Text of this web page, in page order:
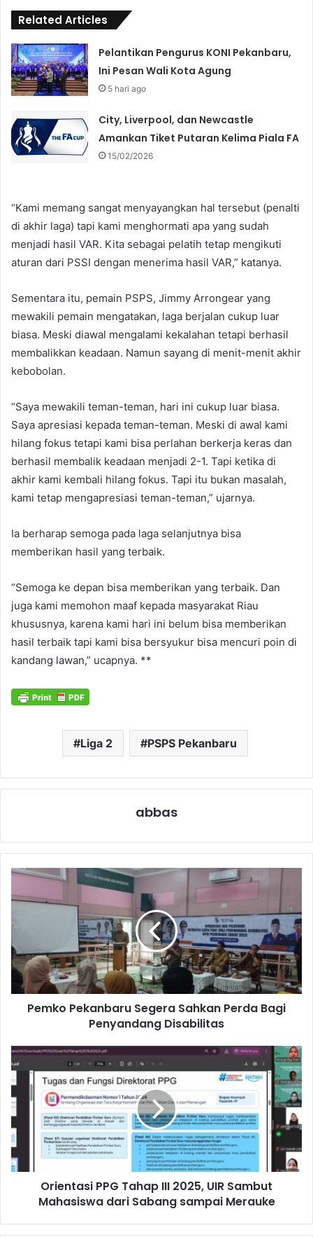
Related Articles
Pelantikan Pengurus KONI Pekanbaru,
Ini Pesan Wali Kota Agung
5 hari ago
City, Liverpool, dan Newcastle
Amankan Tiket Putaran Kelima Piala FA
15/02/2026
“Kami memang sangat menyayangkan hal tersebut (penalti
di akhir laga) tapi kami menghormati apa yang sudah
menjadi hasil VAR. Kita sebagai pelatih tetap mengikuti
aturan dari PSSI dengan menerima hasil VAR,” katanya.
Sementara itu, pemain PSPS, Jimmy Arrongear yang
mewakili pemain mengatakan, laga berjalan cukup luar
biasa. Meski diawal mengalami kekalahan tetapi berhasil
membalikkan keadaan. Namun sayang di menit-menit akhir
kebobolan.
“Saya mewakili teman-teman, hari ini cukup luar biasa.
Saya apresiasi kepada teman-teman. Meski di awal kami
hilang fokus tetapi kami bisa perlahan berkerja keras dan
berhasil membalik keadaan menjadi 2-1. Tapi ketika di
akhir kami kembali hilang fokus. Tapi itu bukan masalah,
kami tetap mengapresiasi teman-teman,” ujarnya.
Ia berharap semoga pada laga selanjutnya bisa
memberikan hasil yang terbaik.
“Semoga ke depan bisa memberikan yang terbaik. Dan
juga kami memohon maaf kepada masyarakat Riau
khususnya, karena kami hari ini belum bisa memberikan
hasil terbaik tapi kami bisa bersyukur bisa mencuri poin di
kandang lawan,” ucapnya. **
Liga 2 PSPS Pekanbaru
abbas
Pemko Pekanbaru Segera Sahkan Perda Bagi
Penyandang Disabilitas
Orientasi PPG Tahap III 2025, UIR Sambut
Mahasiswa dari Sabang sampai Merauke